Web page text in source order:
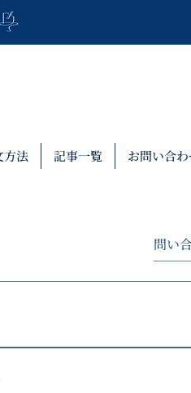
方法 記事一覧 お問い合
況に応じて実費をご請求する